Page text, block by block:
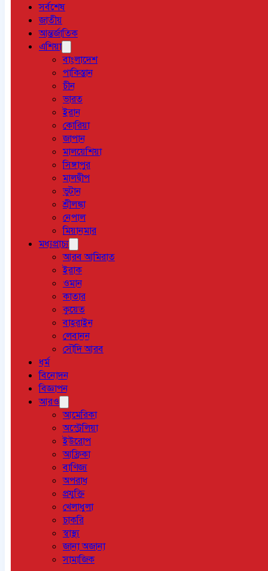
সর্বশেষ
জাতীয়
আন্তর্জাতিক
এশিয়া
বাংলাদেশ
পাকিস্তান
চীন
ভারত
ইরান
কোরিয়া
জাপান
মালয়েশিয়া
সিঙ্গাপুর
মালদ্বীপ
ভুটান
শ্রীলঙ্কা
নেপাল
মিয়ানমার
মধ্যপ্রাচ্য
আরব আমিরাত
ইরাক
ওমান
কাতার
কুয়েত
বাহরাইন
লেবানন
সৌদি আরব
ধর্ম
বিনোদন
বিজ্ঞাপন
আরও
আমেরিকা
অস্ট্রেলিয়া
ইউরোপ
আফ্রিকা
বাণিজ্য
অপরাধ
প্রযুক্তি
খেলাধুলা
চাকরি
স্বাস্থ্য
জানা অজানা
সামাজিক